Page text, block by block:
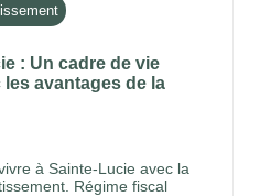
: Un cadre de vie
avantages de la
à Sainte-Lucie avec la
Régime fiscal